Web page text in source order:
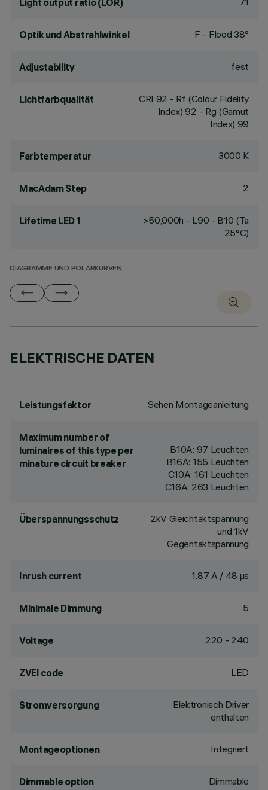
Light output ratio (LOR)
Optik und Abstrahlwinkel F - Flood 38°
Adjustability fest
Lichtfarbqualität CRI 92 - Rf (Colour Fidelity
Index) 92 - Rg (Gamut
Index) 99
Farbtemperatur 3000 K
MacAdam Step 2
Lifetime LED 1
>50,000h - L90 - B10 (Ta
25°C)
DIAGRAMME UND POLARKURVEN
ELEKTRISCHE DATEN
Leistungsfaktor Sehen Montageanleitung
Maximum number of
luminaires of this type per
minature circuit breaker
B10A: 97 Leuchten
B16A: 155 Leuchten
C10A: 161 Leuchten
C16A: 263 Leuchten
Überspannungsschutz
2kV Gleichtaktspannung
und 1kV
Gegentaktspannung
Inrush current 1.87 A / 48 µs
Minimale Dimmung 5
Voltage 220 - 240
ZVEI code LED
Stromversorgung
Elektronisch Driver
enthalten
Montageoptionen Integriert
Dimmable option Dimmable